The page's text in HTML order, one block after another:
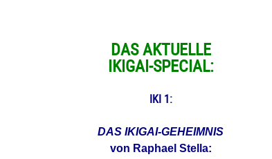
DAS AKTUELLE
IKIGAI-SPECIAL:
IKI 1:
DAS IKIGAI-GEHEIMNIS
von Raphael Stella: